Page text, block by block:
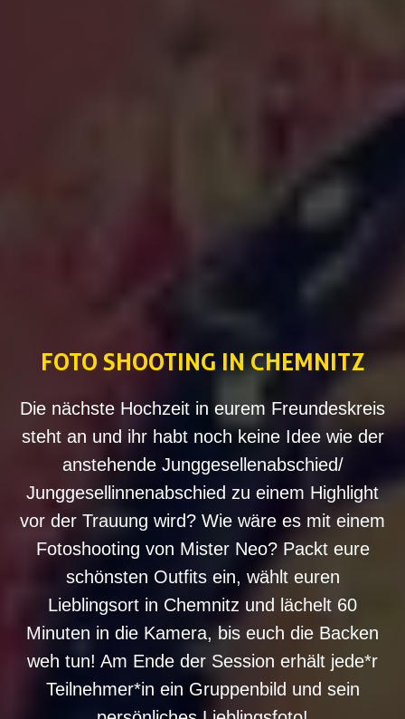
FOTO SHOOTING IN CHEMNITZ
Die nächste Hochzeit in eurem Freundeskreis
steht an und ihr habt noch keine Idee wie der
anstehende Junggesellenabschied/
Junggesellinnenabschied zu einem Highlight
vor der Trauung wird? Wie wäre es mit einem
Fotoshooting von Mister Neo? Packt eure
schönsten Outfits ein, wählt euren
Lieblingsort in Chemnitz und lächelt 60
Minuten in die Kamera, bis euch die Backen
weh tun! Am Ende der Session erhält jede*r
Teilnehmer*in ein Gruppenbild und sein